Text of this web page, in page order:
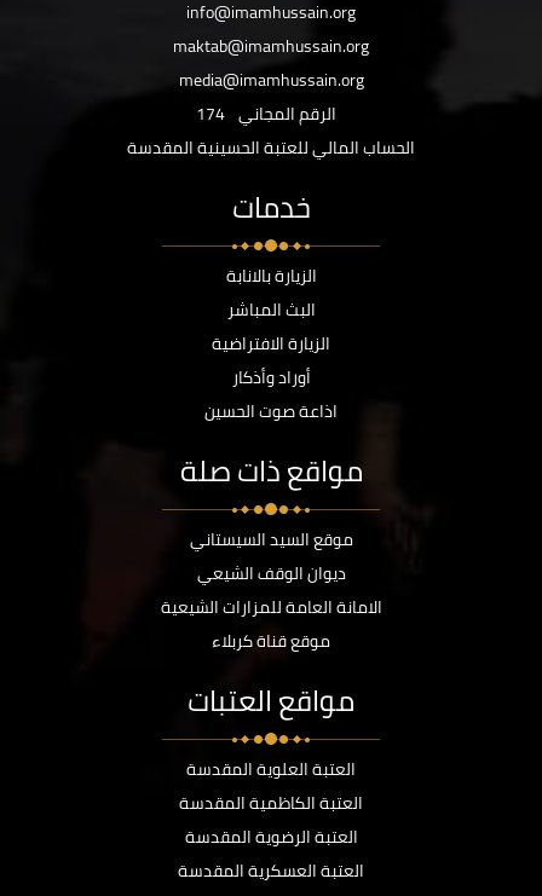
info@imamhussain.org
maktab@imamhussain.org
media@imamhussain.org
الرقم المجاني 174
الحساب المالي للعتبة الحسينية المقدسة
خدمات
الزيارة بالانابة
البث المباشر
الزيارة الافتراضية
أوراد وأذكار
اذاعة صوت الحسين
مواقع ذات صلة
موقع السيد السيستاني
ديوان الوقف الشيعي
الامانة العامة للمزارات الشيعية
موقع قناة كربلاء
مواقع العتبات
العتبة العلوية المقدسة
العتبة الكاظمية المقدسة
العتبة الرضوية المقدسة
العتبة العسكرية المقدسة